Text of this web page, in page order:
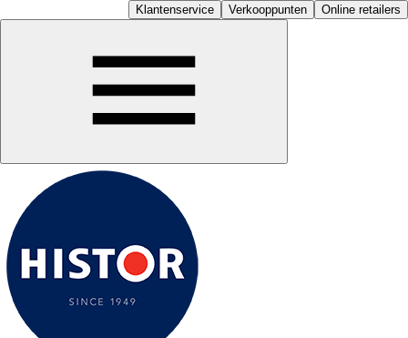
Klantenservice Verkooppunten Online retailers